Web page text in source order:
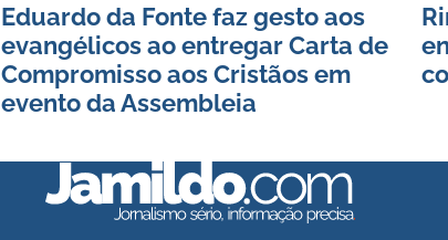
Eduardo da Fonte faz gesto aos
evangélicos ao entregar Carta de
Compromisso aos Cristãos em
evento da Assembleia